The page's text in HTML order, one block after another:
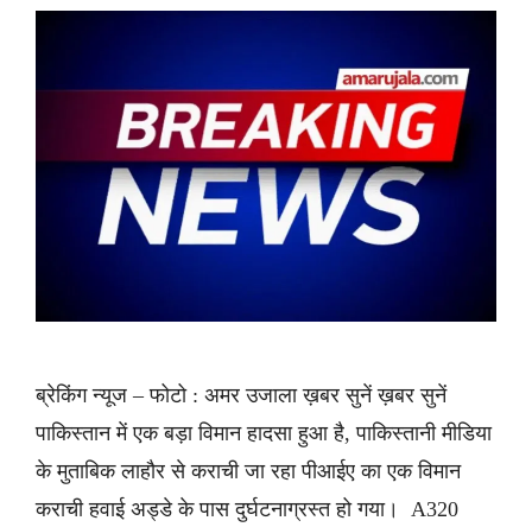
ब्रेकिंग न्यूज – फोटो : अमर उजाला ख़बर सुनें ख़बर सुनें
पाकिस्तान में एक बड़ा विमान हादसा हुआ है, पाकिस्तानी मीडिया
के मुताबिक लाहौर से कराची जा रहा पीआईए का एक विमान
कराची हवाई अड्डे के पास दुर्घटनाग्रस्त हो गया। A320